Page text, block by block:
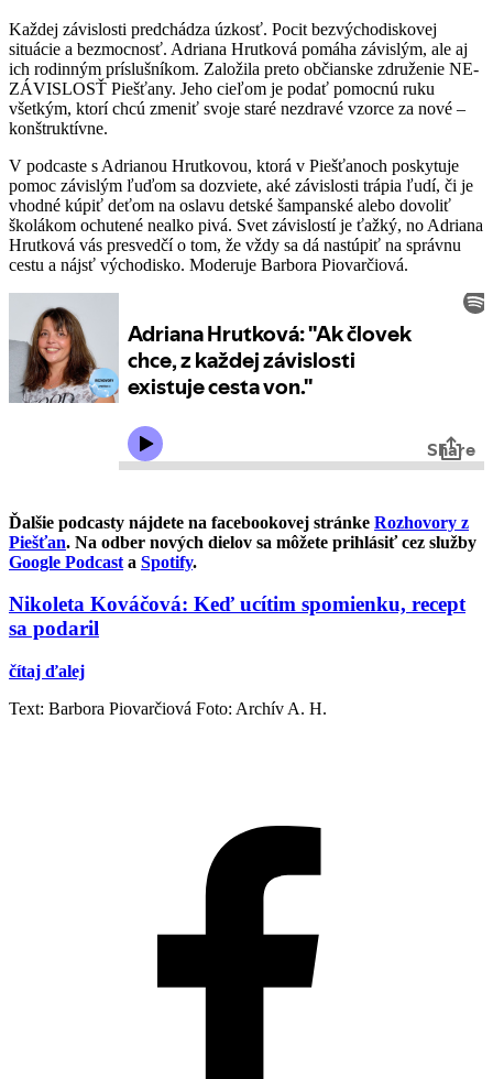
Každej závislosti predchádza úzkosť. Pocit bezvýchodiskovej
situácie a bezmocnosť. Adriana Hrutková pomáha závislým, ale aj
ich rodinným príslušníkom. Založila preto občianske združenie NE-
ZÁVISLOSŤ Piešťany. Jeho cieľom je podať pomocnú ruku
všetkým, ktorí chcú zmeniť svoje staré nezdravé vzorce za nové –
konštruktívne.
V podcaste s Adrianou Hrutkovou, ktorá v Piešťanoch poskytuje
pomoc závislým ľuďom sa dozviete, aké závislosti trápia ľudí, či je
vhodné kúpiť deťom na oslavu detské šampanské alebo dovoliť
školákom ochutené nealko pivá. Svet závislostí je ťažký, no Adriana
Hrutková vás presvedčí o tom, že vždy sa dá nastúpiť na správnu
cestu a nájsť východisko. Moderuje Barbora Piovarčiová.
Ďalšie podcasty nájdete na facebookovej stránke Rozhovory z
Piešťan. Na odber nových dielov sa môžete prihlásiť cez služby
Google Podcast a Spotify.
Nikoleta Kováčová: Keď ucítim spomienku, recept
sa podaril
čítaj ďalej
Text: Barbora Piovarčiová Foto: Archív A. H.